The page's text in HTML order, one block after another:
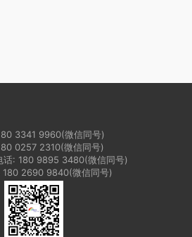
3341 9960(微信同号)
0257 2310(微信同号)
话: 180 9895 3480(微信同号)
180 2690 9840(微信同号)